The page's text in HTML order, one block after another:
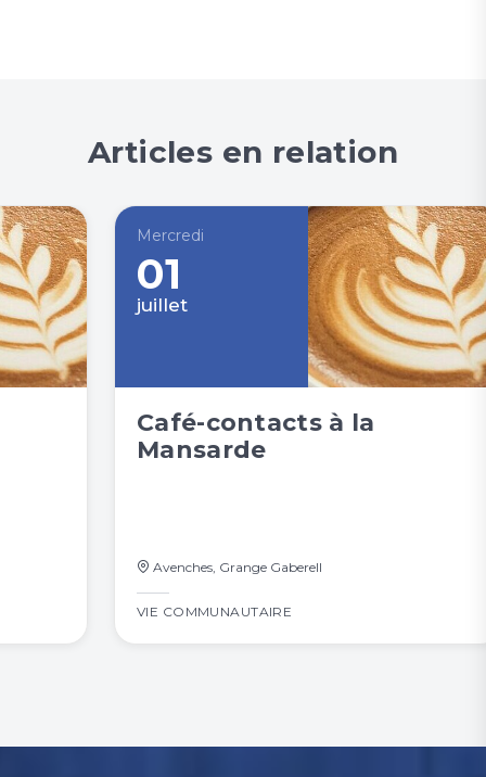
Articles en relation
Mercredi
01
juillet
Café-contacts à la
Mansarde
Avenches, Grange Gaberell
VIE COMMUNAUTAIRE